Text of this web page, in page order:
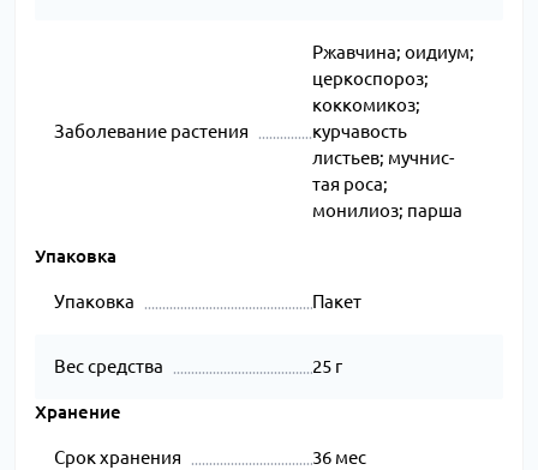
Заболевание растения
Ржавчина; оидиум;
церкоспороз;
коккомикоз;
курчавость
листьев; муч­нис­
тая ро­са;
монилиоз; парша
Упаковка
Упаковка Пакет
Вес средства 25 г
Хранение
Срок хранения 36 мес